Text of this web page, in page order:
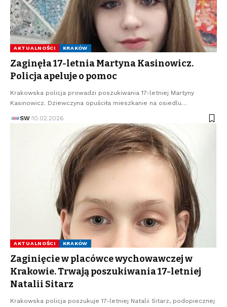
AKTUALNOŚCI KRAKÓW
Zaginęła 17-letnia Martyna Kasinowicz.
Policja apeluje o pomoc
Krakowska policja prowadzi poszukiwania 17-letniej Martyny
Kasinowicz. Dziewczyna opuściła mieszkanie na osiedlu…
SW 10.02.2026
AKTUALNOŚCI KRAKÓW
Zaginięcie w placówce wychowawczej w
Krakowie. Trwają poszukiwania 17-letniej
Natalii Sitarz
Krakowska policja poszukuje 17-letniej Natalii Sitarz, podopiecznej